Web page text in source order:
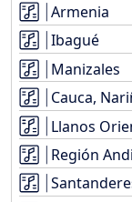
Armenia
Ibagué
Manizales
Cauca,
Llanos
Región